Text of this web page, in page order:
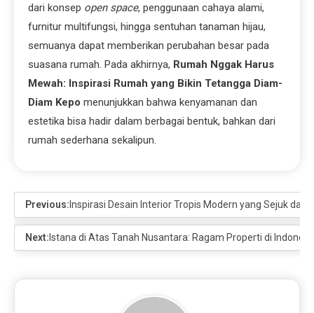
dari konsep open space, penggunaan cahaya alami,
furnitur multifungsi, hingga sentuhan tanaman hijau,
semuanya dapat memberikan perubahan besar pada
suasana rumah. Pada akhirnya, Rumah Nggak Harus
Mewah: Inspirasi Rumah yang Bikin Tetangga Diam-
Diam Kepo menunjukkan bahwa kenyamanan dan
estetika bisa hadir dalam berbagai bentuk, bahkan dari
rumah sederhana sekalipun.
Previous: Inspirasi Desain Interior Tropis Modern yang Sejuk dan
Next: Istana di Atas Tanah Nusantara: Ragam Properti di